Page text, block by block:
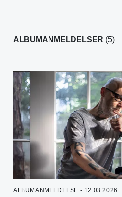
ALBUMANMELDELSER (5)
ALBUMANMELDELSE - 12.03.2026